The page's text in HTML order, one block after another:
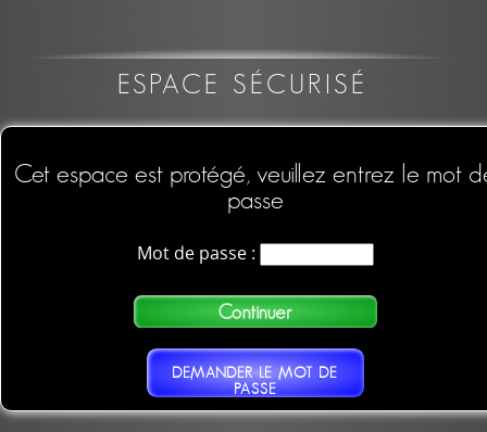
ESPACE SÉCURISÉ
Cet espace est protégé, veuillez entrez le mot
passe
Mot de passe :
DEMANDER LE MOT DE
PASSE